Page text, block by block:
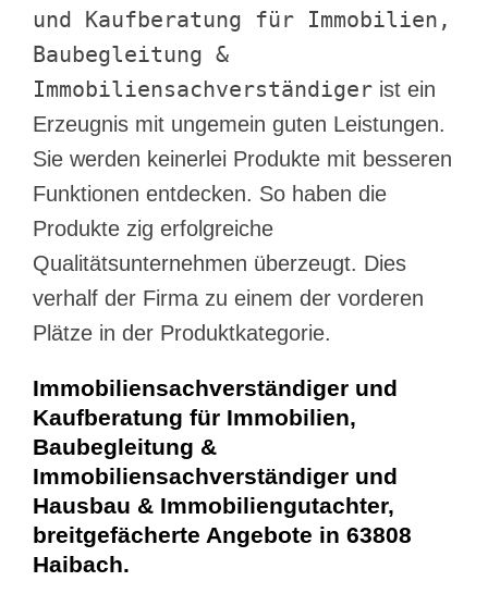
und Kaufberatung für Immobilien,
Baubegleitung &
Immobiliensachverständiger ist ein
Erzeugnis mit ungemein guten Leistungen.
Sie werden keinerlei Produkte mit besseren
Funktionen entdecken. So haben die
Produkte zig erfolgreiche
Qualitätsunternehmen überzeugt. Dies
verhalf der Firma zu einem der vorderen
Plätze in der Produktkategorie.
Immobiliensachverständiger und
Kaufberatung für Immobilien,
Baubegleitung &
Immobiliensachverständiger und
Hausbau & Immobiliengutachter,
breitgefächerte Angebote in 63808
Haibach.